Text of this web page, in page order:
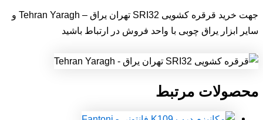
جهت خرید قرقره کشویی SRI32 تهران یراق – Tehran Yaragh و
سایر ابزار یراق چوبی با واحد فروش در ارتباط باشید
محصولات مرتبط